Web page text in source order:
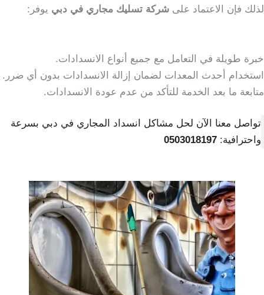
لذلك فإن الاعتماد على شركة تسليك مجاري في دبي يوفر:
خبرة طويلة في التعامل مع جميع أنواع الانسدادات.
استخدام أحدث المعدات لضمان إزالة الانسدادات بدون أي ضرر.
متابعة ما بعد الخدمة للتأكد من عدم عودة الانسدادات.
تواصل معنا الآن لحل مشاكل انسداد المجاري في دبي بسرعة
واحترافية: 0503018197